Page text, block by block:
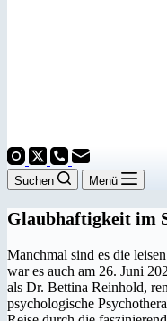
Suchen Menü
Glaubhaftigkeit im
Manchmal sind es die
war es auch am 26. Juni
als Dr. Bettina Reinhold,
psychologische